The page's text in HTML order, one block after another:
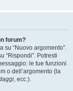
forum?
su “Nuovo argomento”.
“Rispondi”. Potresti
le tue funzioni
o dell’argomento (la
, ecc.).